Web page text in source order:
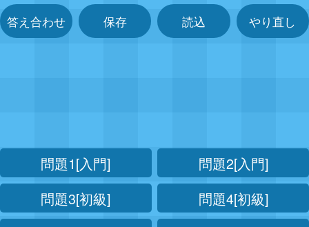
答え合わせ 保存 読込 やり直し
問題1[入門]
問題2[入門]
問題3[初級]
問題4[初級]